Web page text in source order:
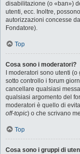
disabilitazione (o «ban»)
utenti, ecc. Inoltre,
autorizzazioni concesse
Fondatore).
Top
Cosa sono i moderatori?
I moderatori sono utenti
sotto controllo i forum
cancellare qualsiasi
qualsiasi argomento del
moderatori è quello di
off-topic) o che scrivano
Top
Cosa sono i gruppi di